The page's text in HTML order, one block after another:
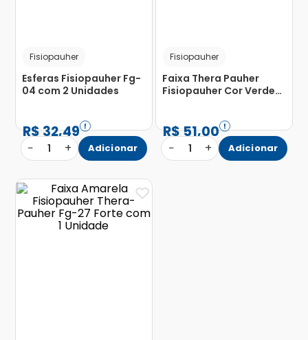
Fisiopauher
Esferas Fisiopauher Fg-
04 com 2 Unidades
R$32,49
− 1 + Adicionar
Fisiopauher
Faixa Thera Pauher
Fisiopauher Cor Verde
R$51,00
− 1 + Adicionar